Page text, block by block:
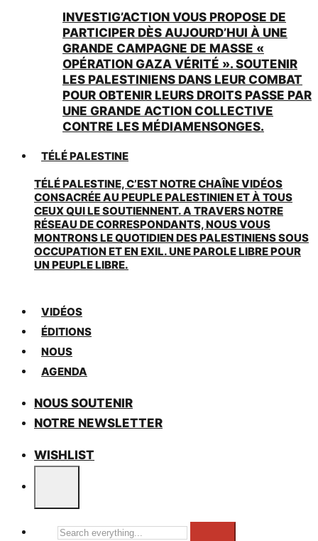
INVESTIG’ACTION VOUS PROPOSE DE
PARTICIPER DÈS AUJOURD’HUI À UNE
GRANDE CAMPAGNE DE MASSE «
OPÉRATION GAZA VÉRITÉ ». SOUTENIR
LES PALESTINIENS DANS LEUR COMBAT
POUR OBTENIR LEURS DROITS PASSE PAR
UNE GRANDE ACTION COLLECTIVE
CONTRE LES MÉDIAMENSONGES.
TÉLÉ PALESTINE
TÉLÉ PALESTINE, C’EST NOTRE CHAÎNE VIDÉOS
CONSACRÉE AU PEUPLE PALESTINIEN ET À TOUS
CEUX QUI LE SOUTIENNENT. A TRAVERS NOTRE
RÉSEAU DE CORRESPONDANTS, NOUS VOUS
MONTRONS LE QUOTIDIEN DES PALESTINIENS SOUS
OCCUPATION ET EN EXIL. UNE PAROLE LIBRE POUR
UN PEUPLE LIBRE.
VIDÉOS
ÉDITIONS
NOUS
AGENDA
NOUS SOUTENIR
NOTRE NEWSLETTER
WISHLIST
Search